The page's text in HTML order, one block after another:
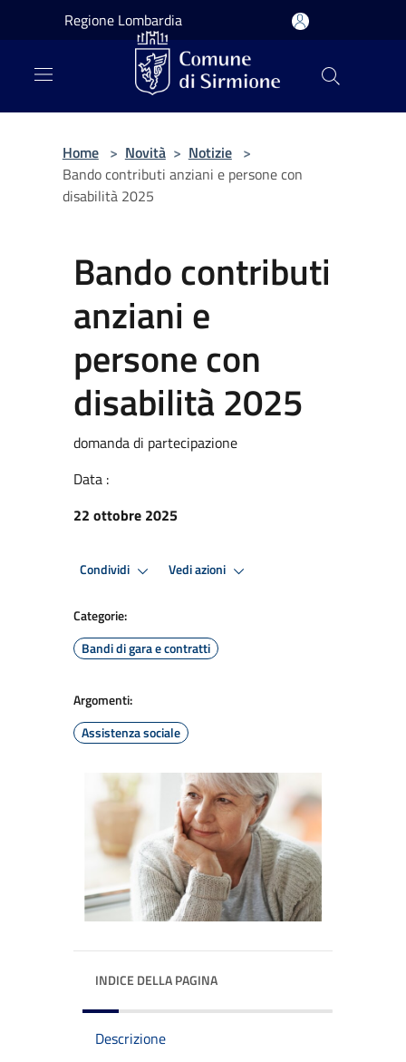
Salta al contenuto principale
Regione Lombardia
Home > Novità > Notizie >
Bando contributi anziani e persone con
disabilità 2025
Bando contributi
anziani e
persone con
disabilità 2025
domanda di partecipazione
Data :
22 ottobre 2025
Condividi Vedi azioni
Categorie:
Bandi di gara e contratti
Argomenti:
Assistenza sociale
INDICE DELLA PAGINA
Descrizione